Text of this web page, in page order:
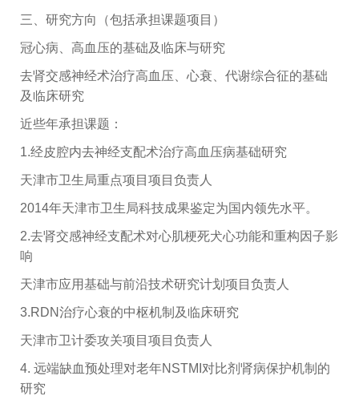
三、研究方向（包括承担课题项目）
冠心病、高血压的基础及临床与研究
去肾交感神经术治疗高血压、心衰、代谢综合征的基础
及临床研究
近些年承担课题：
1.经皮腔内去神经支配术治疗高血压病基础研究
天津市卫生局重点项目项目负责人
2014年天津市卫生局科技成果鉴定为国内领先水平。
2.去肾交感神经支配术对心肌梗死犬心功能和重构因子影
响
天津市应用基础与前沿技术研究计划项目负责人
3.RDN治疗心衰的中枢机制及临床研究
天津市卫计委攻关项目项目负责人
4. 远端缺血预处理对老年NSTMI对比剂肾病保护机制的
研究